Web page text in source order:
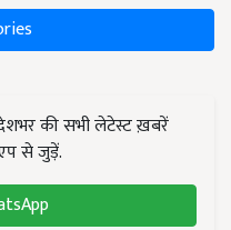
की सभी लेटेस्ट ख़बरें
से जुड़ें.